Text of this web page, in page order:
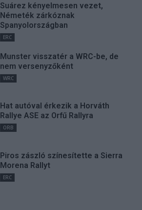
Suárez kényelmesen vezet,
Németék zárkóznak
Spanyolországban
ERC
Munster visszatér a WRC-be, de
nem versenyzőként
WRC
Hat autóval érkezik a Horváth
Rallye ASE az Orfű Rallyra
ORB
Piros zászló színesítette a Sierra
Morena Rallyt
ERC